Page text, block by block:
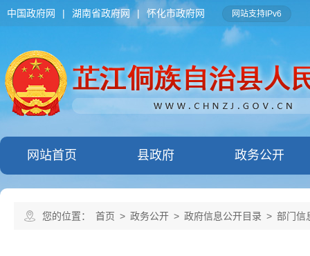
中国政府网 | 湖南省政府网 | 怀化市政府网 网站支持IPv6
网站首页 县政府 政务公开
您的位置： 首页 > 政务公开 > 政府信息公开目录 > 部门信